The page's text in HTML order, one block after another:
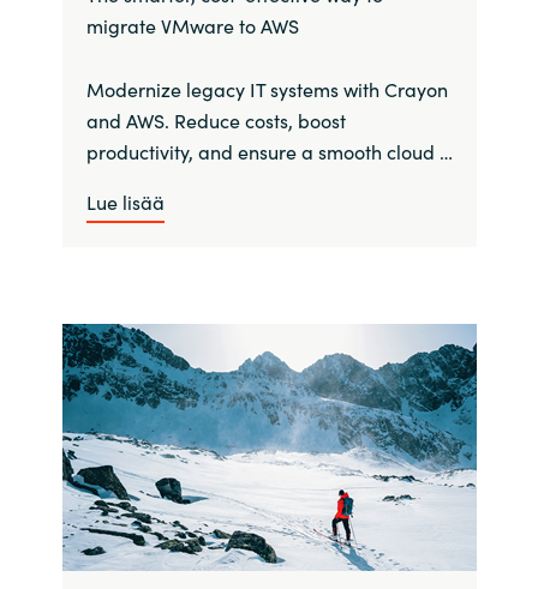
migrate VMware to AWS
Modernize legacy IT systems with Crayon
and AWS. Reduce costs, boost
productivity, and ensure a smooth cloud …
Lue lisää